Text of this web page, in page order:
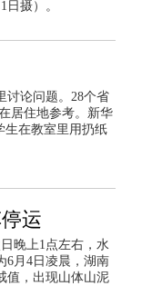
摄）。
讨论问题。28个省
居住地参考。新华
在教室里用扔纸
运
晚上1点左右，水
6月4日凌晨，湖南
值，出现山体山泥